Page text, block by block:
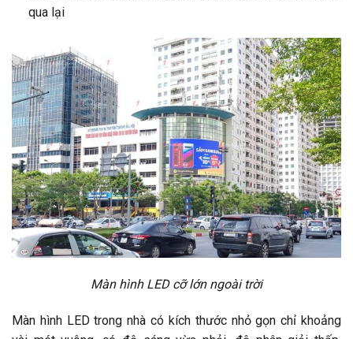
qua lại
Màn hình LED cỡ lớn ngoài trời
Màn hình LED trong nhà có kích thước nhỏ gọn chỉ khoảng